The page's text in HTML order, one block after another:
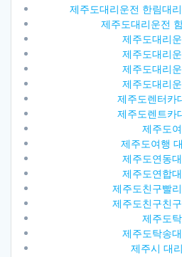
제주도대리운전 한림대
제주도대리운전
제주도대리
제주도대리
제주도대리
제주도대리
제주도렌터카
제주도렌트카
제주도
제주도여행
제주도연동
제주도연합
제주도친구빨
제주도친구친
제주도
제주도탁송
제주시 대